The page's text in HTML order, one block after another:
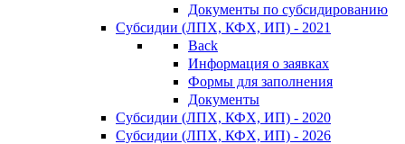
Документы по субсидированию
Субсидии (ЛПХ, КФХ, ИП) - 2021
Back
Информация о заявках
Формы для заполнения
Документы
Субсидии (ЛПХ, КФХ, ИП) - 2020
Субсидии (ЛПХ, КФХ, ИП) - 2026